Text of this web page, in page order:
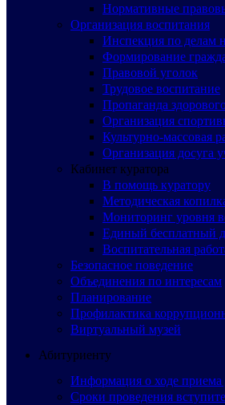
Нормативные
Организация воспитания
Инспекция по делам
Формирование
Правовой уголок
Трудовое воспитание
Пропаганда
Организация
Культурно-массовая
Организация досуга
Кабинет куратора
В помощь куратору
Методическая
Мониторинг уровня
Единый бесплатный
Воспитательная
Безопасное поведение
Объединения по интересам
Планирование
Профилактика
Виртуальный музей
Абитуриенту
Информация о ходе приема
Сроки проведения